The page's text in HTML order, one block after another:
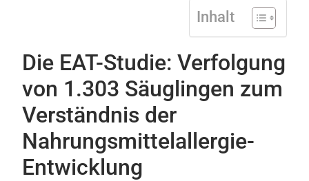
Inhalt
Die EAT-Studie: Verfolgung
von 1.303 Säuglingen zum
Verständnis der
Nahrungsmittelallergie-
Entwicklung